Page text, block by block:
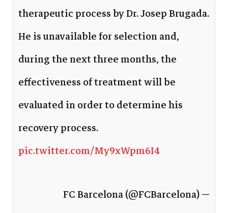
therapeutic process by Dr. Josep Brugada.
He is unavailable for selection and,
during the next three months, the
effectiveness of treatment will be
evaluated in order to determine his
recovery process.
pic.twitter.com/My9xWpm6I4
— FC Barcelona (@FCBarcelona)